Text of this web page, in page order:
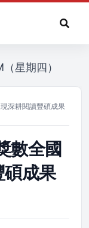
星期四）
深耕閱讀豐碩成果
數全國
成果